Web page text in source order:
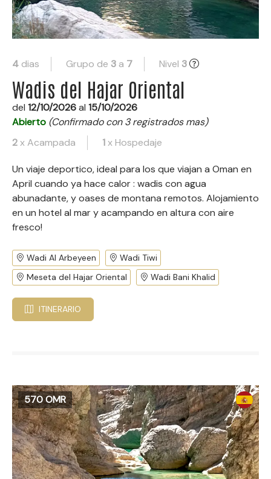
4 dias Grupo de 3 a 7 Nivel 3
Wadis del Hajar Oriental
del 12/10/2026al 15/10/2026
Abierto (Confirmado con 3 registrados mas)
2x Acampada 1x Hospedaje
Un viaje deportico, ideal para los que viajan a Oman en
April cuando ya hace calor : wadis con agua
abunadante, y oases de montana remotos. Alojamiento
en un hotel al mar y acampando en altura con aire
fresco!
Wadi Al Arbeyeen
Wadi Tiwi
Meseta del Hajar Oriental
Wadi Bani Khalid
ITINERARIO
570 OMR